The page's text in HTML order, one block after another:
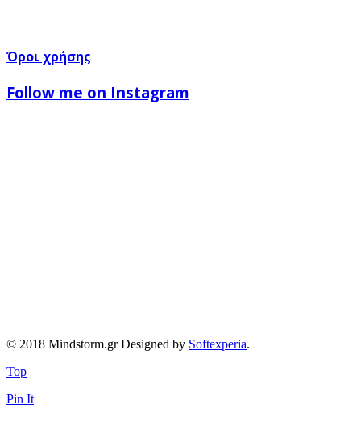
Όροι χρήσης
Follow me on Instagram
© 2018 Mindstorm.gr Designed by Softexperia.
Top
Pin It